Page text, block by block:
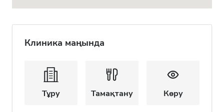
Клиника маңында
Тұру Тамақтану Көру